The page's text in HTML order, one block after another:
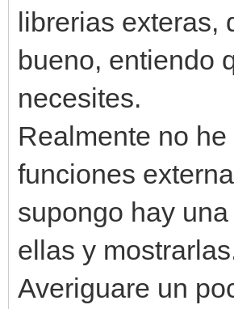
librerias exteras,
bueno, entiendo
necesites.
Realmente no
funciones
supongo hay
ellas y
Averiguare un